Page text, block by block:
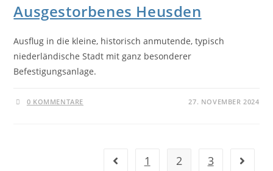
Ausgestorbenes Heusden
Ausflug in die kleine, historisch anmutende, typisch
niederländische Stadt mit ganz besonderer
Befestigungsanlage.
0 KOMMENTARE 27. NOVEMBER 2024
1 2 3